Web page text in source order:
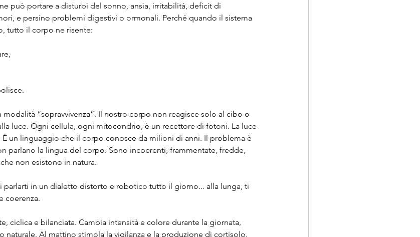
può portare a disturbi del sonno, ansia, irritabilità, deficit di
e persino problemi digestivi o ormonali. Perché quando il sistema
tutto il corpo ne risente:
modalità “sopravvivenza”. Il nostro corpo non reagisce solo al cibo o
luce. Ogni cellula, ogni mitocondrio, è un recettore di fotoni. La luce
un linguaggio che il corpo conosce da milioni di anni. Il problema è
parlano la lingua del corpo. Sono incoerenti, frammentate, fredde,
non esistono in natura.
parlarti in un dialetto distorto e robotico tutto il giorno... alla lunga, ti
coerenza.
ciclica e bilanciata. Cambia intensità e colore durante la giornata,
naturale. Al mattino stimola la vigilanza e la produzione di cortisolo.